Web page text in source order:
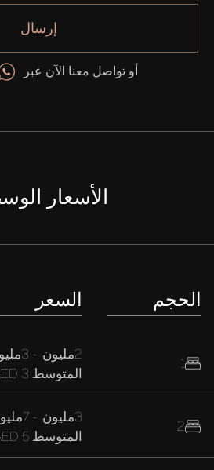
إرسال
أو تواصل معنا الآن عبر
الأسعار
الحجم
1
2
السعر
2مليون -
المتوسط
3مليون -
المتوسط